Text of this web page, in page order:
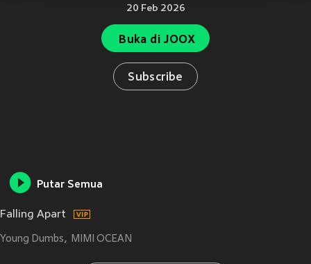
20 Feb 2026
Buka di JOOX
Subscribe
Putar Semua
Falling Apart
Young Dumbs MIMI OCEAN